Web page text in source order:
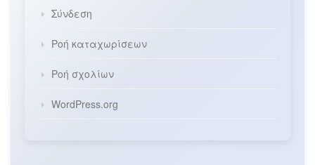
Σύνδεση
Ροή καταχωρίσεων
Ροή σχολίων
WordPress.org